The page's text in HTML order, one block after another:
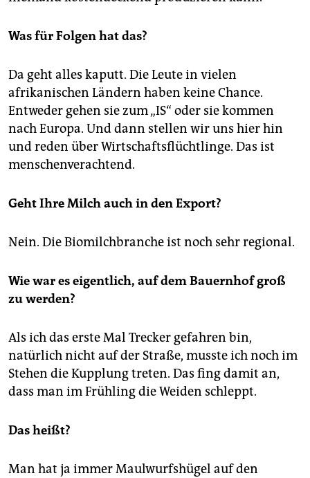
Was für Folgen hat das?
Da geht alles kaputt. Die Leute in vielen
afrikanischen Ländern haben keine Chance.
Entweder gehen sie zum „IS“ oder sie kommen
nach Europa. Und dann stellen wir uns hier hin
und reden über Wirtschaftsflüchtlinge. Das ist
menschenverachtend.
Geht Ihre Milch auch in den Export?
Nein. Die Biomilchbranche ist noch sehr regional.
Wie war es eigentlich, auf dem Bauernhof groß
zu werden?
Als ich das erste Mal Trecker gefahren bin,
natürlich nicht auf der Straße, musste ich noch im
Stehen die Kupplung treten. Das fing damit an,
dass man im Frühling die Weiden schleppt.
Das heißt?
Man hat ja immer Maulwurfshügel auf den